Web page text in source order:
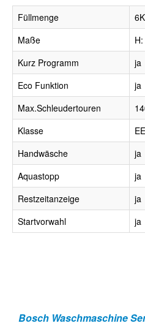
Füllmenge
Maße
Kurz Programm
ja
Eco Funktion
ja
Max.Schleudertouren
Klasse
Handwäsche
ja
Aquastopp
ja
Restzeitanzeige
ja
Startvorwahl
ja
Bosch Waschmaschine